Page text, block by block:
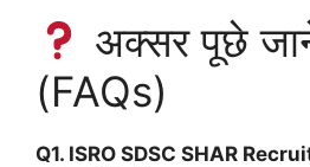
अक्सर पूछे
(FAQs)
Q1. ISRO SDSC SHAR